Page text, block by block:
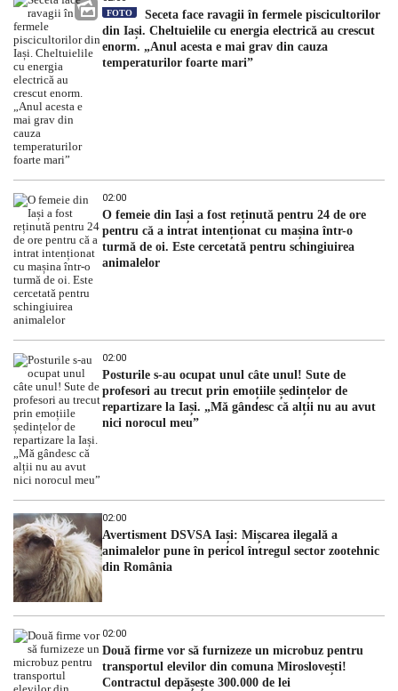
FOTO
Seceta face ravagii în fermele piscicultorilor
din Iași. Cheltuielile cu energia electrică au crescut
enorm. „Anul acesta e mai grav din cauza
temperaturilor foarte mari”
02:00
O femeie din Iași a fost reținută pentru 24 de ore
pentru că a intrat intenționat cu mașina într-o
turmă de oi. Este cercetată pentru schingiuirea
animalelor
02:00
Posturile s-au ocupat unul câte unul! Sute de
profesori au trecut prin emoțiile ședințelor de
repartizare la Iași. „Mă gândesc că alții nu au avut
nici norocul meu”
02:00
Avertisment DSVSA Iași: Mișcarea ilegală a
animalelor pune în pericol întregul sector zootehnic
din România
02:00
Două firme vor să furnizeze un microbuz pentru
transportul elevilor din comuna Miroslovești!
Contractul depășește 300.000 de lei